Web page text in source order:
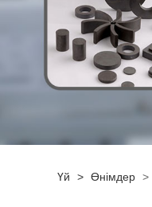
Үй > Өнімдер >